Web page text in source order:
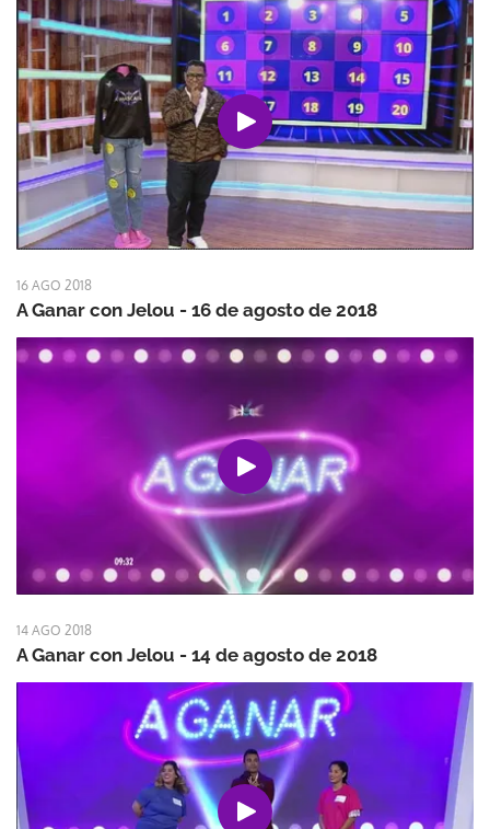
16 AGO 2018
A Ganar con Jelou - 16 de agosto de 2018
14 AGO 2018
A Ganar con Jelou - 14 de agosto de 2018